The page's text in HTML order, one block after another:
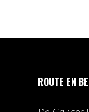
ROUTE EN